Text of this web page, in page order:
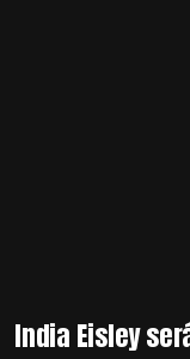
India Eisley